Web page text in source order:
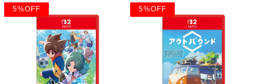
5%OFF 5%OFF